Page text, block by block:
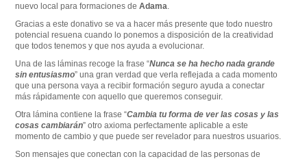
nuevo local para formaciones deAdama
Gracias a este donativo se va a hacer más presente que todo nuestro
potencial resuena cuando lo ponemos a disposición de la creatividad
que todos tenemos y que nos ayuda a evolucionar.
Una de las láminas recoge la frase “Nunca se ha hecho nada grande
sin entusiasmo” una gran verdad que verla reflejada a cada momento
que una persona vaya a recibir formación seguro ayuda a conectar
más rápidamente con aquello que queremos conseguir.
Otra lámina contiene la frase “Cambia tu forma de ver las cosas y las
cosas cambiarán” otro axioma perfectamente aplicable a este
momento de cambio y que puede ser revelador para nuestros usuarios.
Son mensajes que conectan con la capacidad de las personas de